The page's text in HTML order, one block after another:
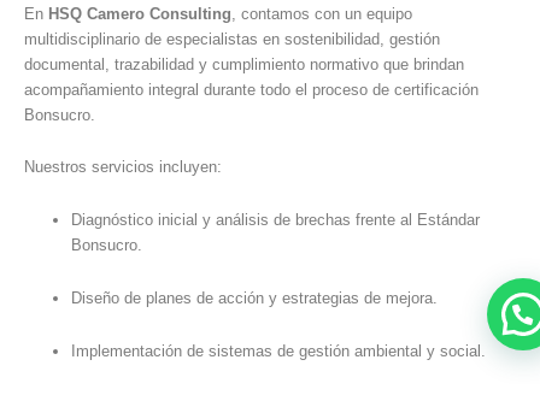
En HSQ Camero Consulting , contamos con un equipo
multidisciplinario de especialistas en sostenibilidad, gestión
documental, trazabilidad y cumplimiento normativo que brindan
acompañamiento integral durante todo el proceso de certificación
Bonsucro.
Nuestros servicios incluyen:
Diagnóstico inicial y análisis de brechas frente al Estándar
Bonsucro.
Diseño de planes de acción y estrategias de mejora.
Implementación de sistemas de gestión ambiental y social.